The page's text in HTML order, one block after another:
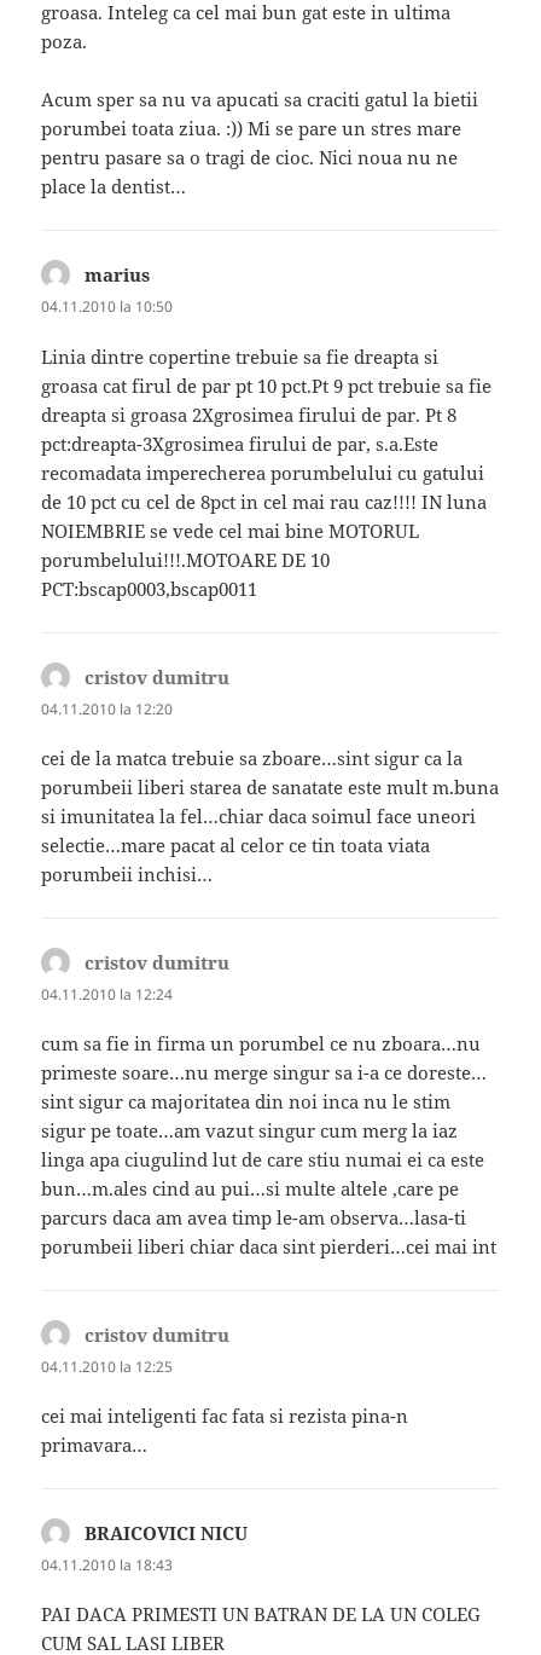
groasa. Inteleg ca cel mai bun gat este in ultima
poza.
Acum sper sa nu va apucati sa craciti gatul la bietii
porumbei toata ziua. :)) Mi se pare un stres mare
pentru pasare sa o tragi de cioc. Nici noua nu ne
place la dentist…
marius
04.11.2010 la 10:50
Linia dintre copertine trebuie sa fie dreapta si
groasa cat firul de par pt 10 pct.Pt 9 pct trebuie sa fie
dreapta si groasa 2Xgrosimea firului de par. Pt 8
pct:dreapta-3Xgrosimea firului de par, s.a.Este
recomadata imperecherea porumbelului cu gatului
de 10 pct cu cel de 8pct in cel mai rau caz!!!! IN luna
NOIEMBRIE se vede cel mai bine MOTORUL
porumbelului!!!.MOTOARE DE 10
PCT:bscap0003,bscap0011
cristov dumitru
04.11.2010 la 12:20
cei de la matca trebuie sa zboare…sint sigur ca la
porumbeii liberi starea de sanatate este mult m.buna
si imunitatea la fel…chiar daca soimul face uneori
selectie…mare pacat al celor ce tin toata viata
porumbeii inchisi…
cristov dumitru
04.11.2010 la 12:24
cum sa fie in firma un porumbel ce nu zboara…nu
primeste soare…nu merge singur sa i-a ce doreste…
sint sigur ca majoritatea din noi inca nu le stim
sigur pe toate…am vazut singur cum merg la iaz
linga apa ciugulind lut de care stiu numai ei ca este
bun…m.ales cind au pui…si multe altele ,care pe
parcurs daca am avea timp le-am observa…lasa-ti
porumbeii liberi chiar daca sint pierderi…cei mai int
cristov dumitru
04.11.2010 la 12:25
cei mai inteligenti fac fata si rezista pina-n
primavara…
BRAICOVICI NICU
04.11.2010 la 18:43
PAI DACA PRIMESTI UN BATRAN DE LA UN COLEG
CUM SAL LASI LIBER